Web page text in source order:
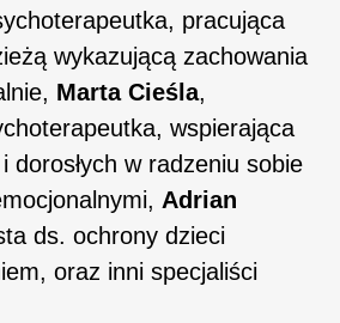
pracująca
wykazującą zachowania
Marta Cieśla,
wspierająca
dorosłych w radzeniu sobie
Adrian
ds. ochrony dzieci
oraz inni specjaliści